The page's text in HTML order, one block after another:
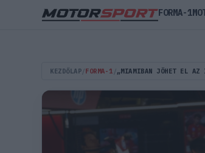
KEZDŐLAP FORMA-1 „MIAMIBAN JÖHET EL AZ
FORMA-1